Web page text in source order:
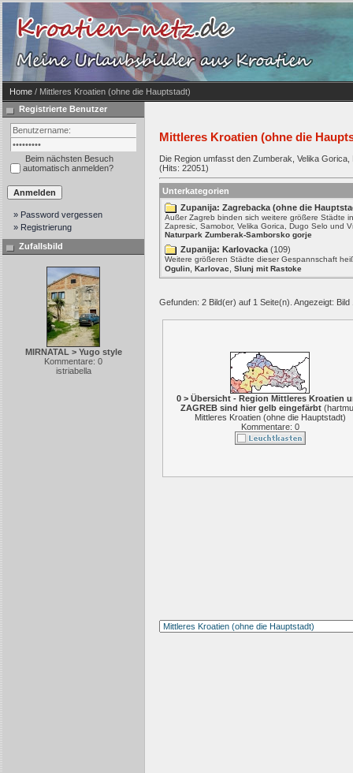
Home / Mittleres Kroatien (ohne die Hauptstadt)
Registrierte Benutzer
Beim nächsten Besuch
automatisch anmelden?
» Password vergessen
» Registrierung
Zufallsbild
MIRNATAL > Yugo style
Kommentare: 0
istriabella
Mittleres Kroatien (ohne die
Die Region umfasst den Zumberak, Velika
(Hits: 22051)
Unterkategorien
Zupanija: Zagrebacka (ohne die
Außer Zagreb binden sich weitere größere Städte
Zapresic, Samobor, Velika Gorica, Dugo Selo und
Naturpark Zumberak-Samborsko gorje
Zupanija: Karlovacka (109)
Weitere größeren Städte dieser Gespannschaft
Ogulin Karlovac Slunj mit Rastoke
Gefunden: 2 Bild(er) auf 1 Seite(n). Angezeigt: Bild
0 > Übersicht - Region Mittleres Kroatien
ZAGREB sind hier gelb eingefärbt (
Mittleres Kroatien (ohne die Hauptstadt)
Kommentare: 0